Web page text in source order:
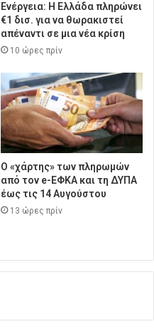
Ενέργεια: Η Ελλάδα πληρώνει
€1 δισ. για να θωρακιστεί
απέναντι σε μια νέα κρίση
10 ώρες πρίν
Ο «χάρτης» των πληρωμών
από τον e-ΕΦΚΑ και τη ΔΥΠΑ
έως τις 14 Αυγούστου
13 ώρες πρίν